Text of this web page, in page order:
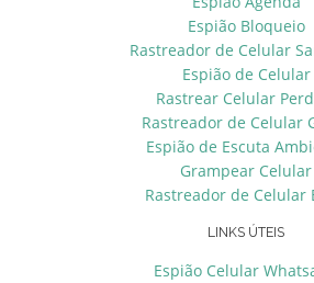
Espião Bloqueio
Rastreador de Celular
Espião de Celular
Rastrear Celular
Rastreador de Celular
Espião de Escuta
Grampear Celular
Rastreador de Celular
LINKS ÚTEIS
Espião Celular